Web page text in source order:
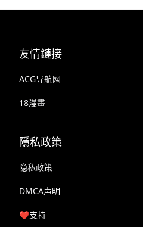
友情鏈接
ACG导航网
18漫畫
隱私政策
隐私政策
DMCA声明
❤️支持